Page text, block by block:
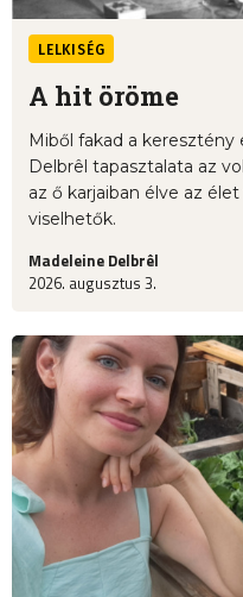
LELKISÉG
A hit öröme
Miből fakad a
Delbrêl tapasztalata az
az ő karjaiban élve az
viselhetők.
Madeleine Delbrêl
2026. augusztus 3.